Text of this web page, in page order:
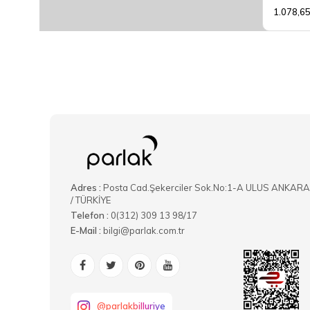
Adres : Posta Cad.Şekerciler Sok.No:1-A ULUS ANKARA
/ TÜRKİYE
Telefon : 0(312) 309 13 98/17
E-Mail : bilgi@parlak.com.tr
@parlakbilluriye